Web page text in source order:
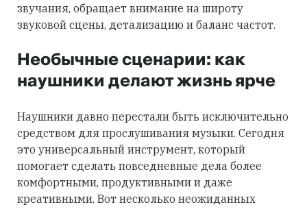
звучания, обращает внимание на широту
звуковой сцены, детализацию и баланс частот.
Необычные сценарии: как
наушники делают жизнь ярче
Наушники давно перестали быть исключительно
средством для прослушивания музыки. Сегодня
это универсальный инструмент, который
помогает сделать повседневные дела более
комфортными, продуктивными и даже
креативными. Вот несколько неожиданных